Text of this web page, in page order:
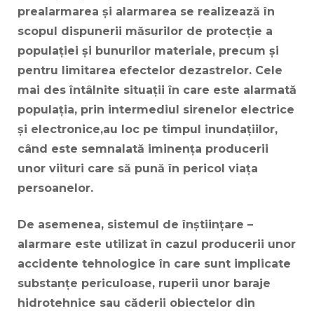
prealarmarea şi alarmarea se realizează în
scopul dispunerii măsurilor de protecție a
populaţiei și bunurilor materiale, precum şi
pentru limitarea efectelor dezastrelor. Cele
mai des întâlnite situații în care este alarmată
populația, prin intermediul sirenelor electrice
și electronice,au loc pe timpul inundațiilor,
când este semnalată iminența producerii
unor viituri care să pună în pericol viața
persoanelor.
De asemenea, sistemul de înștiințare –
alarmare este utilizat în cazul producerii unor
accidente tehnologice în care sunt implicate
substanțe periculoase, ruperii unor baraje
hidrotehnice sau căderii obiectelor din